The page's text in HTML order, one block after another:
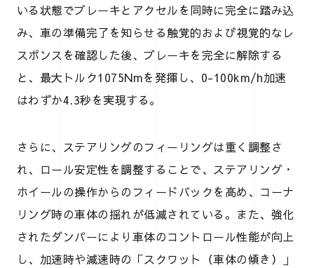
いる状態でブレーキとアクセルを同時に完全に踏み込
み、車の準備完了を知らせる触覚的および視覚的なレ
スポンスを確認した後、ブレーキを完全に解除する
と、最大トルク1075Nmを発揮し、0-100km/h加速
はわずか4.3秒を実現する。
さらに、ステアリングのフィーリングは重く調整さ
れ、ロール安定性を調整することで、ステアリング・
ホイールの操作からのフィードバックを高め、コーナ
リング時の車体の揺れが低減されている。また、強化
されたダンパーにより車体のコントロール性能が向上
し、加速時や減速時の「スクワット（車体の傾き）」